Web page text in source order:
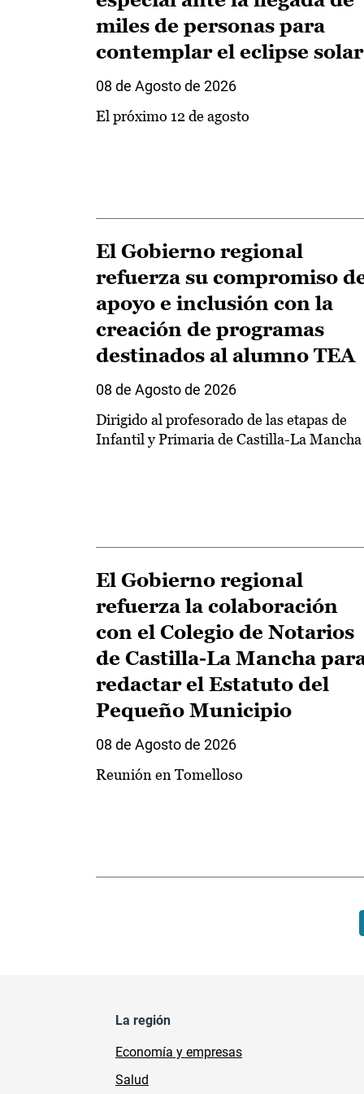
miles de personas para
contemplar el eclipse solar
08 de Agosto de 2026
El próximo 12 de agosto
El Gobierno regional
refuerza su compromiso
apoyo e inclusión con la
creación de programas
destinados al alumno TEA
08 de Agosto de 2026
Dirigido al profesorado de las etapas de
Infantil y Primaria de Castilla-La Mancha
El Gobierno regional
refuerza la colaboración
con el Colegio de Notarios
de Castilla-La Mancha
redactar el Estatuto del
Pequeño Municipio
08 de Agosto de 2026
Reunión en Tomelloso
La región
Economía y empresas
Salud